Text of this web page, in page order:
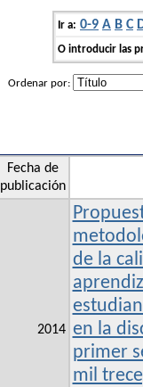
Ir a: 0-9 A B C
O introducir las
Ordenar por:
Fecha de
publicación
2014
de la
en la
primer
mil